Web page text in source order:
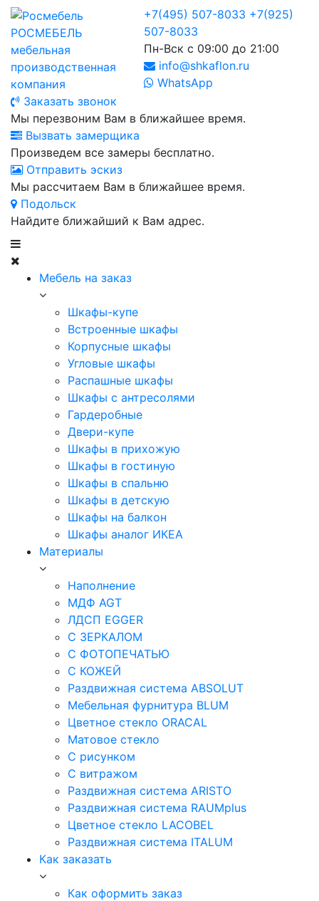
РОСМЕБЕЛЬ
мебельная
производственная
компания
+7(495) 507-8033 +7(925)
507-8033
Пн-Вск с 09:00 до 21:00
info@shkaflon.ru
WhatsApp
Заказать звонок
Мы перезвоним Вам в ближайшее время.
Вызвать замерщика
Произведем все замеры бесплатно.
Отправить эскиз
Мы рассчитаем Вам в ближайшее время.
Подольск
Найдите ближайший к Вам адрес.
Мебель на заказ
Шкафы-купе
Встроенные шкафы
Корпусные шкафы
Угловые шкафы
Распашные шкафы
Шкафы с антресолями
Гардеробные
Двери-купе
Шкафы в прихожую
Шкафы в гостиную
Шкафы в спальню
Шкафы в детскую
Шкафы на балкон
Шкафы аналог ИКЕА
Материалы
Наполнение
МДФ AGT
ЛДСП EGGER
С ЗЕРКАЛОМ
С ФОТОПЕЧАТЬЮ
С КОЖЕЙ
Раздвижная система ABSOLUT
Мебельная фурнитура BLUM
Цветное стекло ORACAL
Матовое стекло
C рисунком
C витражом
Раздвижная система ARISTO
Раздвижная система RAUMplus
Цветное стекло LACOBEL
Раздвижная система ITALUM
Как заказать
Как оформить заказ